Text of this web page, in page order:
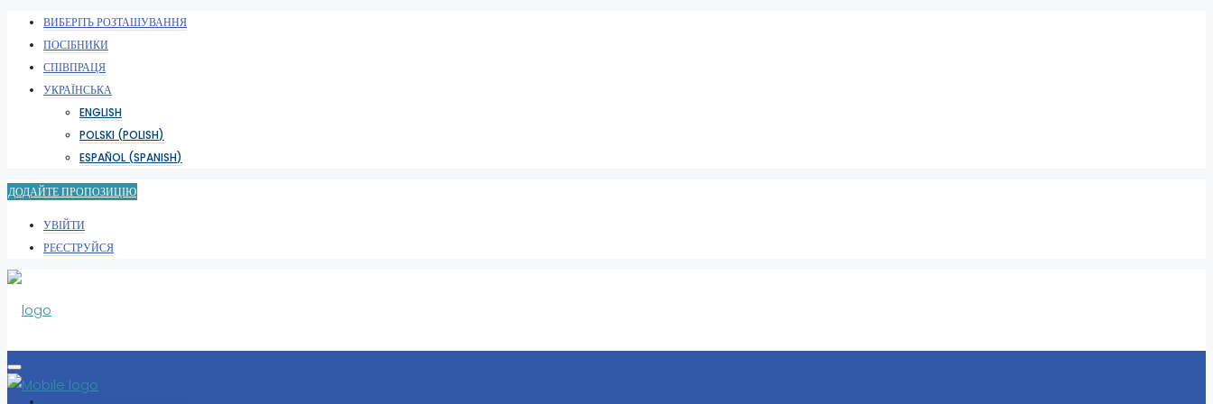
ВИБЕРІТЬ РОЗТАШУВАННЯ
ПОСІБНИКИ
СПІВПРАЦЯ
УКРАЇНСЬКА
ENGLISH
POLSKI (POLISH)
ESPAÑOL (SPANISH)
ДОДАЙТЕ ПРОПОЗИЦІЮ
УВІЙТИ
РЕЄСТРУЙСЯ